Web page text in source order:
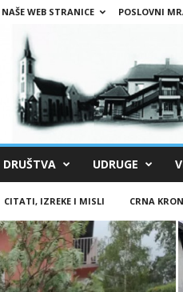
NAŠE WEB STRANICE POSLOVNI
DRUŠTVA UDRUGE
CITATI, IZREKE I MISLI CRNA